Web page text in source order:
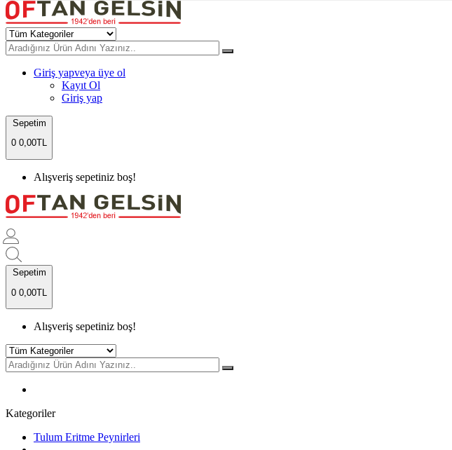
Giriş yapveya üye ol
Kayıt Ol
Giriş yap
Sepetim
0 0,00TL
Alışveriş sepetiniz boş!
Sepetim
0 0,00TL
Alışveriş sepetiniz boş!
Kategoriler
Tulum Eritme Peynirleri